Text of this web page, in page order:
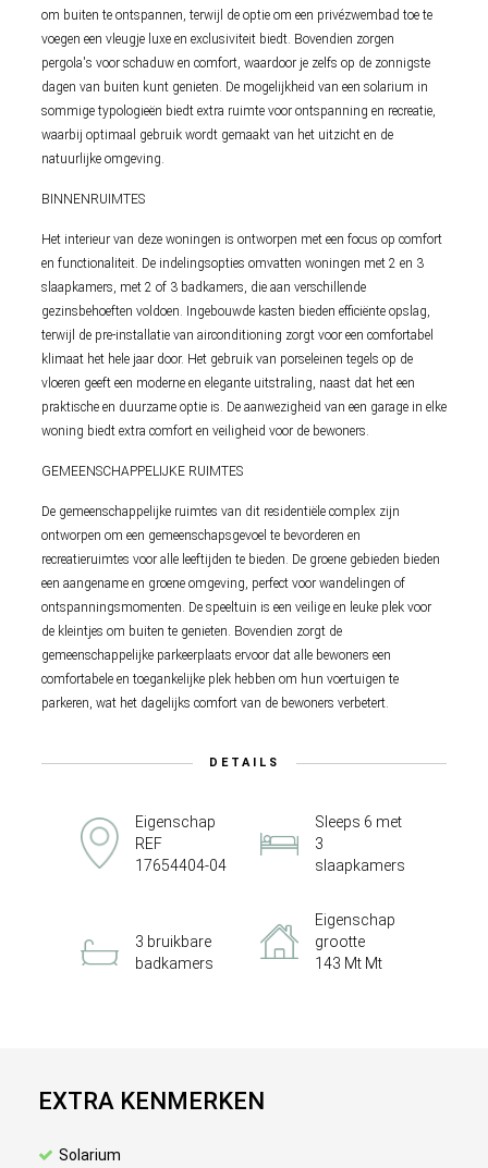
om buiten te ontspannen, terwijl de optie om een privézwembad toe te
voegen een vleugje luxe en exclusiviteit biedt. Bovendien zorgen
pergola's voor schaduw en comfort, waardoor je zelfs op de zonnigste
dagen van buiten kunt genieten. De mogelijkheid van een solarium in
sommige typologieën biedt extra ruimte voor ontspanning en recreatie,
waarbij optimaal gebruik wordt gemaakt van het uitzicht en de
natuurlijke omgeving.
BINNENRUIMTES
Het interieur van deze woningen is ontworpen met een focus op comfort
en functionaliteit. De indelingsopties omvatten woningen met 2 en 3
slaapkamers, met 2 of 3 badkamers, die aan verschillende
gezinsbehoeften voldoen. Ingebouwde kasten bieden efficiënte opslag,
terwijl de pre-installatie van airconditioning zorgt voor een comfortabel
klimaat het hele jaar door. Het gebruik van porseleinen tegels op de
vloeren geeft een moderne en elegante uitstraling, naast dat het een
praktische en duurzame optie is. De aanwezigheid van een garage in elke
woning biedt extra comfort en veiligheid voor de bewoners.
GEMEENSCHAPPELIJKE RUIMTES
De gemeenschappelijke ruimtes van dit residentiële complex zijn
ontworpen om een gemeenschapsgevoel te bevorderen en
recreatieruimtes voor alle leeftijden te bieden. De groene gebieden bieden
een aangename en groene omgeving, perfect voor wandelingen of
ontspanningsmomenten. De speeltuin is een veilige en leuke plek voor
de kleintjes om buiten te genieten. Bovendien zorgt de
gemeenschappelijke parkeerplaats ervoor dat alle bewoners een
comfortabele en toegankelijke plek hebben om hun voertuigen te
parkeren, wat het dagelijks comfort van de bewoners verbetert.
DETAILS
Eigenschap
REF
17654404-04
Sleeps 6 met
3
slaapkamers
3 bruikbare
badkamers
Eigenschap
grootte
143 Mt Mt
EXTRA KENMERKEN
Solarium